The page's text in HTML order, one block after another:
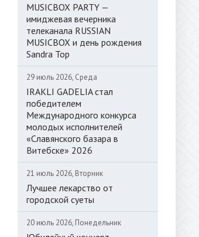
MUSICBOX PARTY —
имиджевая вечерника
телеканала RUSSIAN
MUSICBOX и день рождения
Sandra Top
29 июль 2026, Среда
IRAKLI GADELIA стал
победителем
Международного конкурса
молодых исполнителей
«Славянского базара в
Витебске» 2026
21 июль 2026, Вторник
Лучшее лекарство от
городской суеты
20 июль 2026, Понедельник